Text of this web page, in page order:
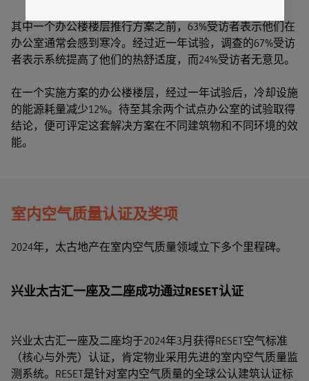
其中一个办公楼楼层推行方案之前，63%受访者表示他们在
办公室通常会感到寒冷。经过近一年试验，调查的67%受访
者表示系统提高了他们的热舒适度，而24%受访者无意见。
在一个实施方案的办公楼楼层，经过一年试验后，冷却设施
的能源耗量减少12%。待至其余两个试点办公室的试验取得
结论，便可评定这套解决方案在不同建筑物和不同环境的效
能。
室内空气质量认证及奖项
2024年，太古地产在室内空气质量领域立下多个里程碑。
兴业太古汇一座及二座成功通过RESET认证
兴业太古汇一座及二座均于2024年3月获得RESET空气标准
（核心与外壳）认证，肯定物业采用先进的室内空气质量监
测系统。RESET是针对室内空气质量的全球公认建筑认证标